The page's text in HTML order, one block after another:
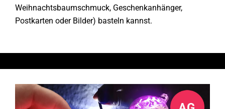
Weihnachtsbaumschmuck, Geschenkanhänger,
Postkarten oder Bilder) basteln kannst.